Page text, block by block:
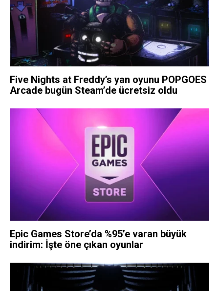
Five Nights at Freddy’s yan oyunu POPGOES
Arcade bugün Steam’de ücretsiz oldu
Epic Games Store’da %95’e varan büyük
indirim: İşte öne çıkan oyunlar